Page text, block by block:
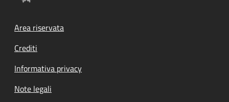
Footer menu
Area riservata
Crediti
Informativa privacy
Note legali